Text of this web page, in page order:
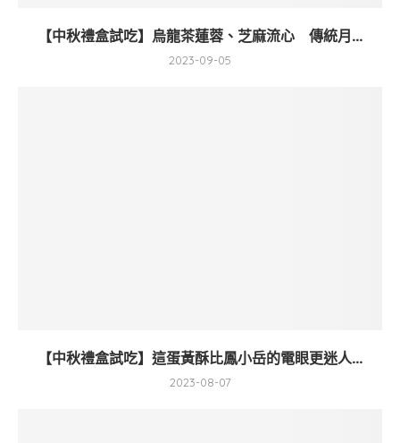
【中秋禮盒試吃】烏龍茶蓮蓉、芝麻流心 傳統月...
2023-09-05
【中秋禮盒試吃】這蛋黃酥比鳳小岳的電眼更迷人...
2023-08-07